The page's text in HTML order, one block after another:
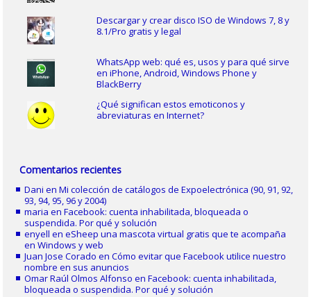
Descargar y crear disco ISO de Windows 7, 8 y
8.1/Pro gratis y legal
WhatsApp web: qué es, usos y para qué sirve
en iPhone, Android, Windows Phone y
BlackBerry
¿Qué significan estos emoticonos y
abreviaturas en Internet?
Comentarios recientes
Dani enMi colección de catálogos de Expoelectrónica (90, 91, 92,
93, 94, 95, 96 y 2004)
maria enFacebook: cuenta inhabilitada, bloqueada o
suspendida. Por qué y solución
enyell eneSheep una mascota virtual gratis que te acompaña
en Windows y web
Juan Jose Corado enCómo evitar que Facebook utilice nuestro
nombre en sus anuncios
Omar Raúl Olmos Alfonso enFacebook: cuenta inhabilitada,
bloqueada o suspendida. Por qué y solución